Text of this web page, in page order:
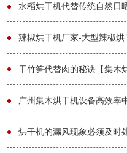
烘干】
水稻烘干机代替传统自然日
辣椒烘干机厂家-大型辣椒
干竹笋代替肉的秘诀【集木
广州集木烘干机设备高效率
干]
烘干机的漏风现象必须及时